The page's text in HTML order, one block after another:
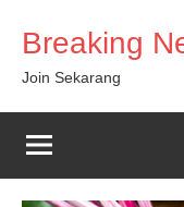
content
Breaking
Join Sekarang